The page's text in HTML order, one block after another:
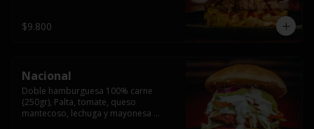
brioche y acompañado de papas
fritas.
$9.800
Nacional
Doble hamburguesa 100% carne
(250gr), Palta, tomate, queso
mantecoso, lechuga y mayonesa